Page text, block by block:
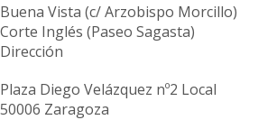
Buena Vista (c/ Arzobispo Morcillo)
Corte Inglés (Paseo Sagasta)
Dirección
Plaza Diego Velázquez nº2 Local
50006 Zaragoza